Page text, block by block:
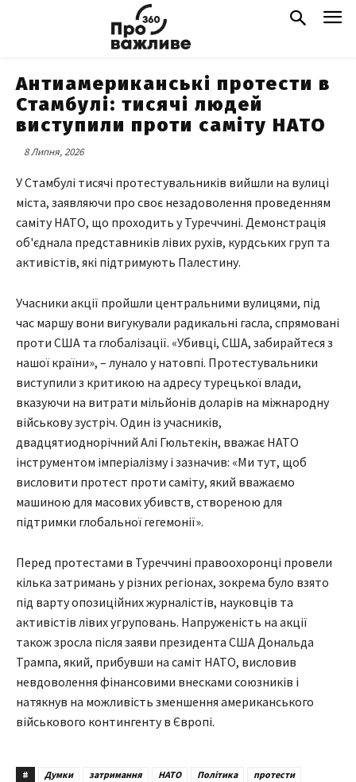
Антиамериканські протести в
Стамбулі: тисячі людей
виступили проти саміту НАТО
8 Липня, 2026
У Стамбулі тисячі протестувальників вийшли на вулиці
міста, заявляючи про своє незадоволення проведенням
саміту НАТО, що проходить у Туреччині. Демонстрація
об'єднала представників лівих рухів, курдських груп та
активістів, які підтримують Палестину.
Учасники акції пройшли центральними вулицями, під
час маршу вони вигукували радикальні гасла, спрямовані
проти США та глобалізації. «Убивці, США, забирайтеся з
нашої країни», – лунало у натовпі. Протестувальники
виступили з критикою на адресу турецької влади,
вказуючи на витрати мільйонів доларів на міжнародну
військову зустріч. Один із учасників,
двадцятиоднорічний Алі Гюльтекін, вважає НАТО
інструментом імперіалізму і зазначив: «Ми тут, щоб
висловити протест проти саміту, який вважаємо
машиною для масових убивств, створеною для
підтримки глобальної гегемонії».
Перед протестами в Туреччині правоохоронці провели
кілька затримань у різних регіонах, зокрема було взято
під варту опозиційних журналістів, науковців та
активістів лівих угруповань. Напруженість на акції
також зросла після заяви президента США Дональда
Трампа, який, прибувши на саміт НАТО, висловив
невдоволення фінансовими внесками союзників і
натякнув на можливість зменшення американського
військового контингенту в Європі.
# Думки затримання НАТО Політика
протести